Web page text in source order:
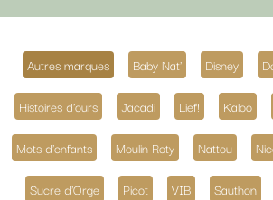
Autres marques Baby Nat' Disney
Histoires d'ours Jacadi Lief! Kaloo
Mots d'enfants Moulin Roty Nattou
Sucre d'Orge Picot VIB Sauthon